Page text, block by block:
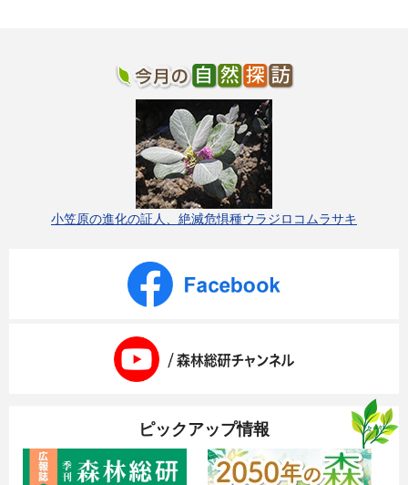
小笠原の進化の証人、絶滅危惧種ウラジロコムラサキ
ピックアップ情報